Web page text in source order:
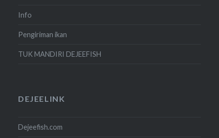
Info
Pengiriman ikan
TUK MANDIRI DEJEEFISH
DEJEELINK
Dejeefish.com